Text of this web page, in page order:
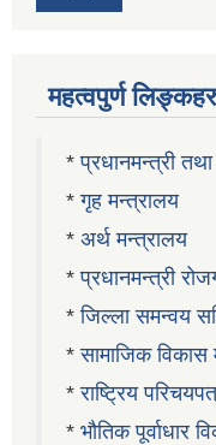
महत्वपुर्ण
*प्रधानमन्त्री
*गृह मन्त्रालय
* अर्थ मन्त्रालय
*प्रधानमन्त्री
*जिल्ला समन्वय
*सामाजिक
*राष्ट्रिय
* भौतिक पूर्वाधार